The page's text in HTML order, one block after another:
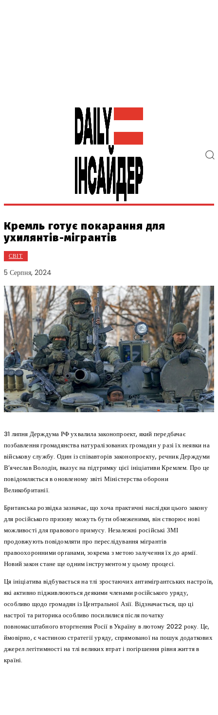
Кремль готує покарання для
ухилянтів-мігрантів
СВІТ
5 Серпня, 2024
31 липня Держдума РФ ухвалила законопроект, який передбачає
позбавлення громадянства натуралізованих громадян у разі їх неявки на
військову службу. Один із співавторів законопроекту, речник Держдуми
В’ячеслав Володін, вказує на підтримку цієї ініціативи Кремлем. Про це
повідомляється в оновленому звіті Міністерства оборони
Великобританії.
Британська розвідка зазначає, що хоча практичні наслідки цього закону
для російського призову можуть бути обмеженими, він створює нові
можливості для правового примусу. Незалежні російські ЗМІ
продовжують повідомляти про переслідування мігрантів
правоохоронними органами, зокрема з метою залучення їх до армії.
Новий закон стане ще одним інструментом у цьому процесі.
Ця ініціатива відбувається на тлі зростаючих антимігрантських настроїв,
які активно підживлюються деякими членами російського уряду,
особливо щодо громадян із Центральної Азії. Відзначається, що ці
настрої та риторика особливо посилилися після початку
повномасштабного вторгнення Росії в Україну в лютому 2022 року. Це,
ймовірно, є частиною стратегії уряду, спрямованої на пошук додаткових
джерел легітимності на тлі великих втрат і погіршення рівня життя в
країні.